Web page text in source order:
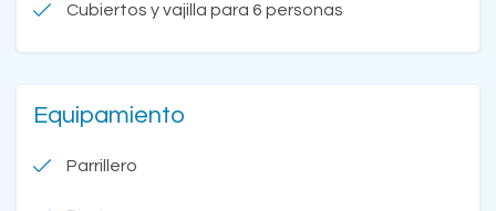
Cubiertos y vajilla para 6 personas
Equipamiento
Parrillero